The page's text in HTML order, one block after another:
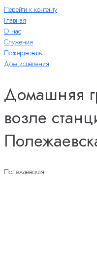
Перейти к контенту
Главная
О нас
Служения
Пожертвовать
Дом исцеления
Домашняя
возле
Полежаевская